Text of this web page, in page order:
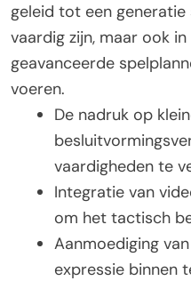
geleid tot een
vaardig zijn, maar ook
geavanceerde
voeren.
De nadruk op
vaardigheden te
Integratie van
om het tactisch
Aanmoediging
expressie binnen